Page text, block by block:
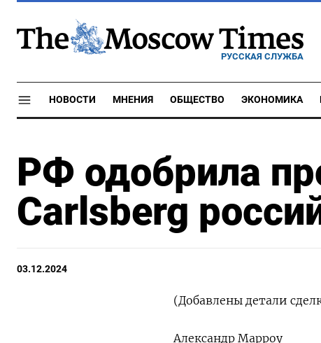
РУССКАЯ СЛУЖБА
НОВОСТИ МНЕНИЯ ОБЩЕСТВО ЭКОНОМИКА
РФ одобрила
Carlsberg
03.12.2024
(Добавлены детали
Александр Марроу